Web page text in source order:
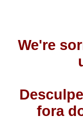
We're
fora